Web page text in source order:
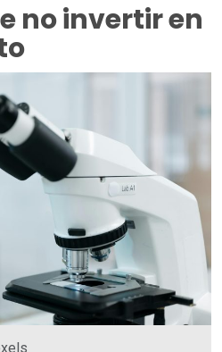
no invertir en